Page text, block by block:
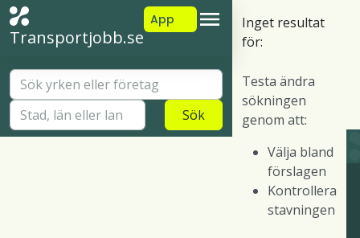
Transportjobb.se
App
Sök
Inget resultat
för:
Testa ändra
sökningen
genom att:
Välja bland
förslagen
Kontrollera
stavningen